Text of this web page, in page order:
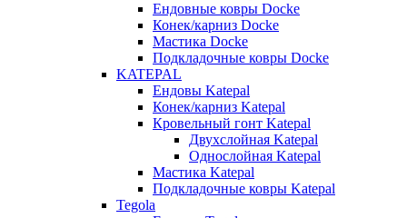
Ендовные ковры Docke
Конек/карниз Docke
Мастика Docke
Подкладочные ковры Docke
KATEPAL
Ендовы Katepal
Конек/карниз Katepal
Кровельный гонт Katepal
Двухслойная Katepal
Однослойная Katepal
Мастика Katepal
Подкладочные ковры Katepal
Tegola